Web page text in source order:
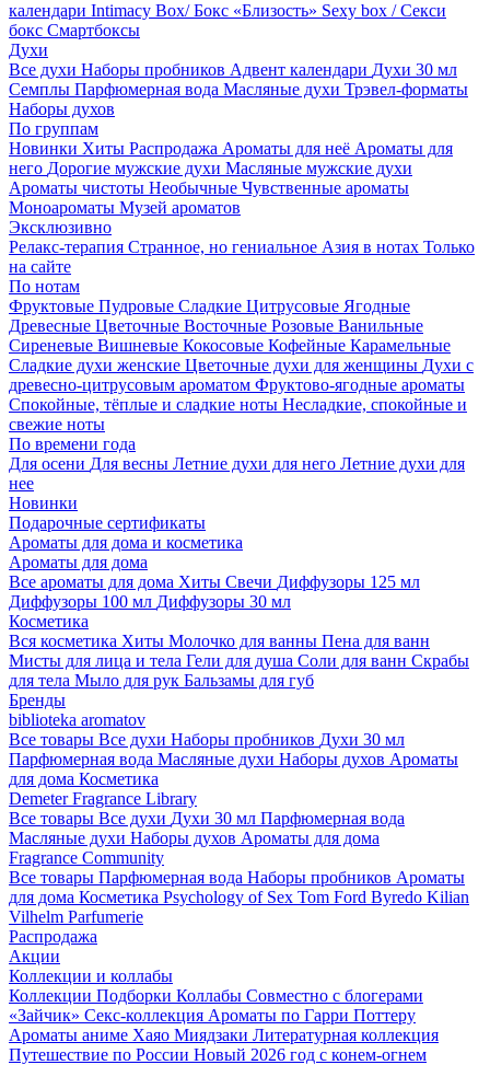
календари Intimacy Box/ Бокс «Близость» Sexy box / Секси
бокс Смартбоксы
Духи
Все духи Наборы пробников Адвент календари Духи 30 мл
Семплы Парфюмерная вода Масляные духи Трэвел-форматы
Наборы духов
По группам
Новинки Хиты Распродажа Ароматы для неё Ароматы для
него Дорогие мужские духи Масляные мужские духи
Ароматы чистоты Необычные Чувственные ароматы
Моноароматы Музей ароматов
Эксклюзивно
Релакс-терапия Странное, но гениальное Азия в нотах Только
на сайте
По нотам
Фруктовые Пудровые Сладкие Цитрусовые Ягодные
Древесные Цветочные Восточные Розовые Ванильные
Сиреневые Вишневые Кокосовые Кофейные Карамельные
Сладкие духи женские Цветочные духи для женщины Духи с
древесно-цитрусовым ароматом Фруктово-ягодные ароматы
Спокойные, тёплые и сладкие ноты Несладкие, спокойные и
свежие ноты
По времени года
Для осени Для весны Летние духи для него Летние духи для
нее
Новинки
Подарочные сертификаты
Ароматы для дома и косметика
Ароматы для дома
Все ароматы для дома Хиты Свечи Диффузоры 125 мл
Диффузоры 100 мл Диффузоры 30 мл
Косметика
Вся косметика Хиты Молочко для ванны Пена для ванн
Мисты для лица и тела Гели для душа Соли для ванн Скрабы
для тела Мыло для рук Бальзамы для губ
Бренды
biblioteka aromatov
Все товары Все духи Наборы пробников Духи 30 мл
Парфюмерная вода Масляные духи Наборы духов Ароматы
для дома Косметика
Demeter Fragrance Library
Все товары Все духи Духи 30 мл Парфюмерная вода
Масляные духи Наборы духов Ароматы для дома
Fragrance Community
Все товары Парфюмерная вода Наборы пробников Ароматы
для дома Косметика Psychology of Sex Tom Ford Byredo Kilian
Vilhelm Parfumerie
Распродажа
Акции
Коллекции и коллабы
Коллекции Подборки Коллабы Совместно с блогерами
«Зайчик» Секс-коллекция Ароматы по Гарри Поттеру
Ароматы аниме Хаяо Миядзаки Литературная коллекция
Путешествие по России Новый 2026 год с конем-огнем